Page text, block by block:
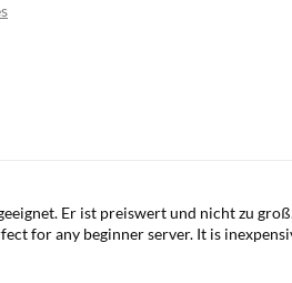
Er ist preiswert und nicht zu
for any beginner server. It is